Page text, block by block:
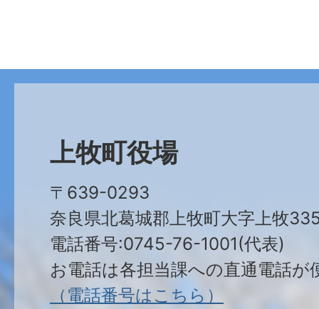
上牧町役場
〒639-0293
奈良県北葛城郡上牧町大字上牧
電話番号:0745-76-1001(代表)
お電話は各担当課への直通電話が
（電話番号はこちら）